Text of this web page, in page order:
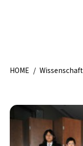
HOME
観光ガイド
ライフスタイル
HOME / Wissenschaft